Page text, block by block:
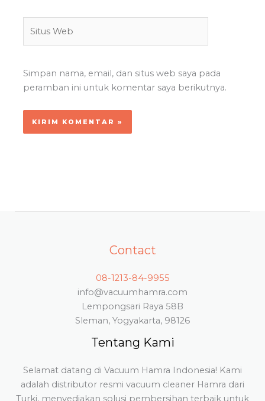
Web
Simpan nama, email, dan situs web saya pada
peramban ini untuk komentar saya berikutnya.
Contact
08-1213-84-9955
info@vacuumhamra.com
Lempongsari Raya 58B
Sleman, Yogyakarta, 98126
Tentang Kami
Selamat datang di Vacuum Hamra Indonesia! Kami
adalah distributor resmi vacuum cleaner Hamra dari
Turki, menyediakan solusi pembersihan terbaik untuk